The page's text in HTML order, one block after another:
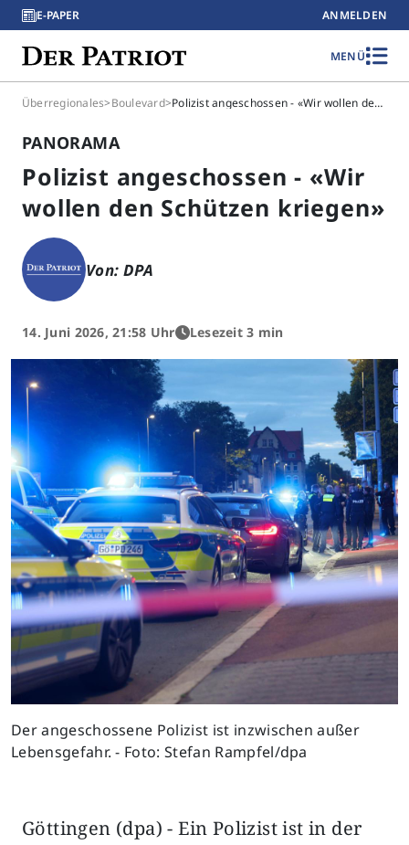
E-PAPER ANMELDEN
MENÜ
Überregionales>Boulevard> Polizist angeschossen - «Wir wollen den Schützen kriegen»
PANORAMA
Polizist angeschossen - «Wir
wollen den Schützen kriegen»
Von: DPA
14. Juni 2026, 21:58 Uhr Lesezeit 3 min
Der angeschossene Polizist ist inzwischen außer
Lebensgefahr. - Foto: Stefan Rampfel/dpa
Göttingen (dpa) - Ein Polizist ist in der